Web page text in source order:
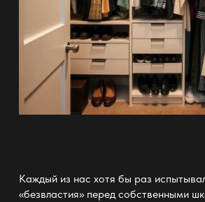
Каждый из нас хотя бы раз
«безвластия» перед собственными